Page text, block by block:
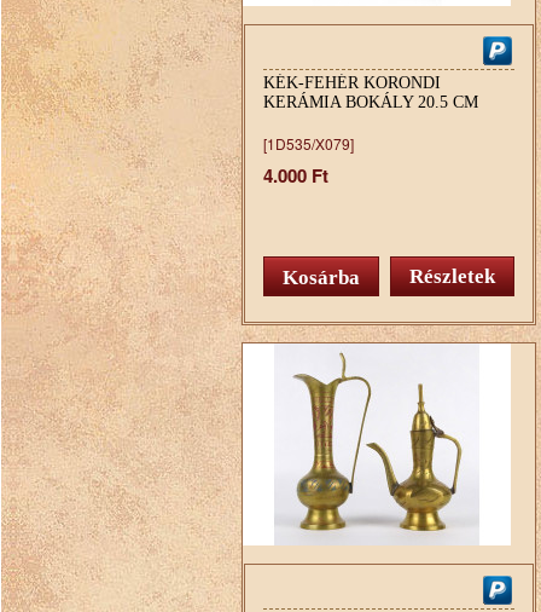
KÉK-FEHÉR KORONDI
KERÁMIA BOKÁLY 20.5 CM
[1D535/X079]
4.000 Ft
Részletek